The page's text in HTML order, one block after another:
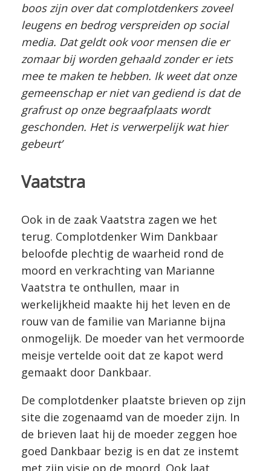
boos zijn over dat complotdenkers zoveel
leugens en bedrog verspreiden op social
media. Dat geldt ook voor mensen die er
zomaar bij worden gehaald zonder er iets
mee te maken te hebben. Ik weet dat onze
gemeenschap er niet van gediend is dat de
grafrust op onze begraafplaats wordt
geschonden. Het is verwerpelijk wat hier
gebeurt’
Vaatstra
Ook in de zaak Vaatstra zagen we het
terug. Complotdenker Wim Dankbaar
beloofde plechtig de waarheid rond de
moord en verkrachting van Marianne
Vaatstra te onthullen, maar in
werkelijkheid maakte hij het leven en de
rouw van de familie van Marianne bijna
onmogelijk. De moeder van het vermoorde
meisje vertelde ooit dat ze kapot werd
gemaakt door Dankbaar.
De complotdenker plaatste brieven op zijn
site die zogenaamd van de moeder zijn. In
de brieven laat hij de moeder zeggen hoe
goed Dankbaar bezig is en dat ze instemt